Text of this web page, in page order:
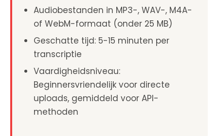
Audiobestanden in MP3-, WAV-, M4A-
of WebM-formaat (onder 25 MB)
Geschatte tijd: 5-15 minuten per
transcriptie
Vaardigheidsniveau:
Beginnersvriendelijk voor directe
uploads, gemiddeld voor API-
methoden